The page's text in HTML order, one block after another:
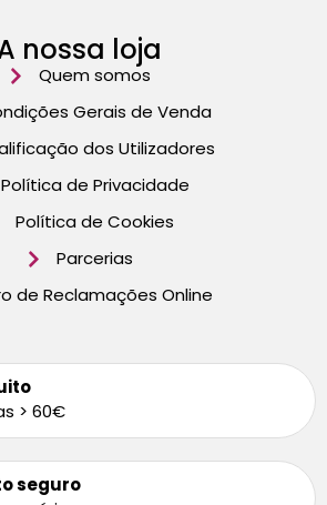
nossa loja
Quem somos
Gerais de Venda
dos Utilizadores
Política de Privacidade
Política de Cookies
Parcerias
de Reclamações Online
> 60€
seguro